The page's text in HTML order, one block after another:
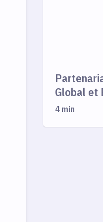
Global et
4 min